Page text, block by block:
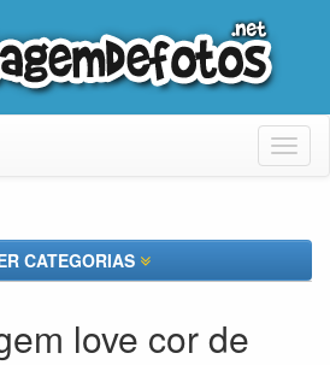
CATEGORIAS
love cor de